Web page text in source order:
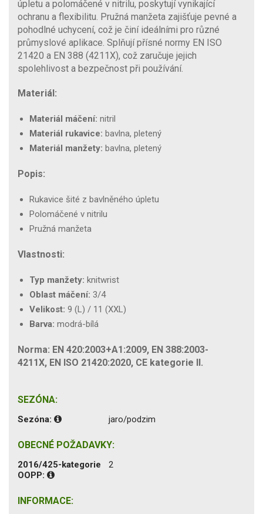
úpletu a polomáčené v nitrilu, poskytují vynikající
ochranu a flexibilitu. Pružná manžeta zajišťuje pevné a
pohodlné uchycení, což je činí ideálními pro různé
průmyslové aplikace. Splňují přísné normy EN ISO
21420 a EN 388 (4211X), což zaručuje jejich
spolehlivost a bezpečnost při používání.
Materiál:
Materiál máčení: nitril
Materiál rukavice: bavlna, pletený
Materiál manžety: bavlna, pletený
Popis:
Rukavice šité z bavlněného úpletu
Polomáčené v nitrilu
Pružná manžeta
Vlastnosti:
Typ manžety: knitwrist
Oblast máčení: 3/4
Velikost: 9 (L) / 11 (XXL)
Barva: modrá-bílá
Norma: EN 420:2003+A1:2009, EN 388:2003-
4211X, EN ISO 21420:2020, CE kategorie II.
SEZÓNA:
Sezóna: jaro/podzim
OBECNÉ POŽADAVKY:
2016/425-kategorie
OOPP:
2
INFORMACE: